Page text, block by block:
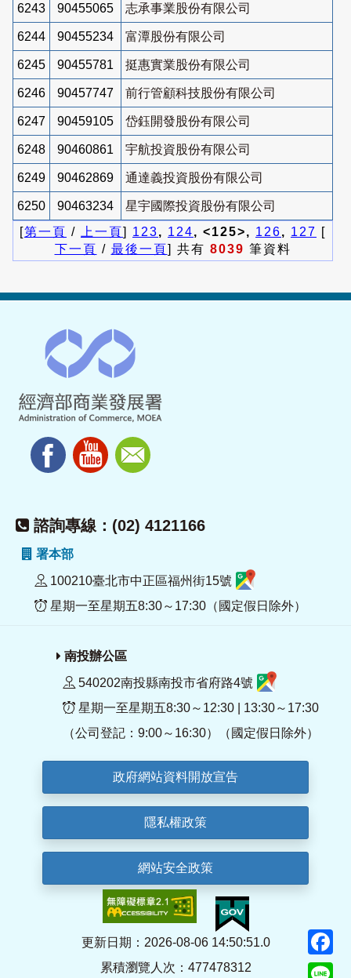
6243 90455065 志承事業股份有限公司
6244 90455234 富潭股份有限公司
6245 90455781 挺惠實業股份有限公司
6246 90457747 前行管顧科技股份有限公司
6247 90459105 岱鈺開發股份有限公司
6248 90460861 宇航投資股份有限公司
6249 90462869 通達義投資股份有限公司
6250 90463234
星宇國際投資股份有限公司
[第一頁 / 上一頁] 123, 124, <125>, 126, 127 [
下一頁 / 最後一頁] 共有 8039 筆資料
諮詢專線：(02) 4121166
署本部
100210臺北市中正區福州街15號
星期一至星期五8:30～17:30（國定假日除外）
南投辦公區
540202南投縣南投市省府路4號
星期一至星期五8:30～12:30 | 13:30～17:30
（公司登記：9:00～16:30）（國定假日除外）
政府網站資料開放宣告
隱私權政策
網站安全政策
更新日期：2026-08-06 14:50:51.0
累積瀏覽人次：477478312